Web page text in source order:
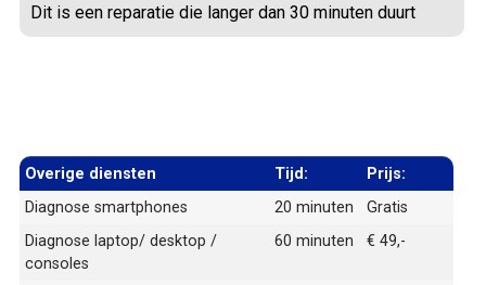
Dit is een reparatie die langer dan 30 minuten duurt
Overige diensten Tijd:
Prijs:
Diagnose smartphones
20 minuten
Gratis
Diagnose laptop/ desktop /
consoles
60 minuten € 49,-